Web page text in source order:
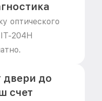
оптического
204H
двери до
счет